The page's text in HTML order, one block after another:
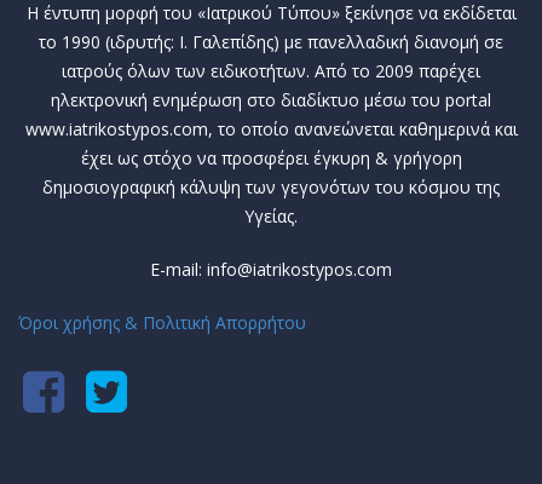
Η έντυπη μορφή του «Ιατρικού Τύπου» ξεκίνησε να εκδίδεται
το 1990 (ιδρυτής: Ι. Γαλεπίδης) με πανελλαδική διανομή σε
ιατρούς όλων των ειδικοτήτων. Από το 2009 παρέχει
ηλεκτρονική ενημέρωση στο διαδίκτυο μέσω του portal
www.iatrikostypos.com, το οποίο ανανεώνεται καθημερινά και
έχει ως στόχο να προσφέρει έγκυρη & γρήγορη
δημοσιογραφική κάλυψη των γεγονότων του κόσμου της
Υγείας.
E-mail: info@iatrikostypos.com
Όροι χρήσης & Πολιτική Απορρήτου